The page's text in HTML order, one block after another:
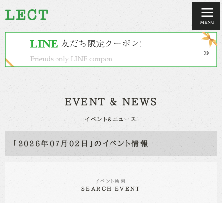
EVENT & NEWS
イベント&ニュース
「2026年07月02日」のイベント情報
イベント検索
SEARCH EVENT